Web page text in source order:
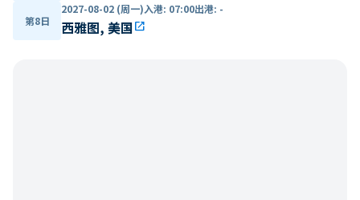
第8日
2027-08-02 (周一)入港: 07:00出港: -
西雅图, 美国open_in_new